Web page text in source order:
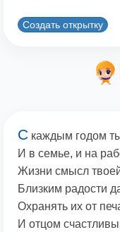
Создать открытку
С каждым годом
И в семье, и на
Жизни смысл
Близким радости
Охранять их от
И отцом